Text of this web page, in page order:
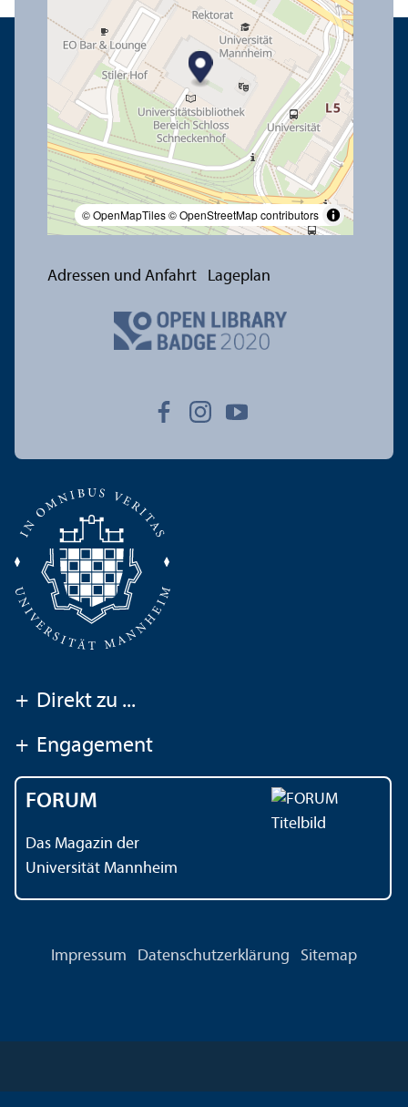
© OpenMapTiles© OpenStreetMap contributors
Adressen und Anfahrt Lageplan
+ Direkt zu ...
+ Engagement
FORUM
Das Magazin der
Universität Mannheim
Impressum Datenschutz­erklärung Sitemap